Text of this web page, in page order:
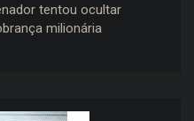
tentou ocultar
milionária